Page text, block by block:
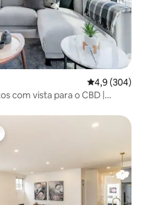
4,9 de uma
4,9 (304)
com vista para o CBD |
dos hóspedes